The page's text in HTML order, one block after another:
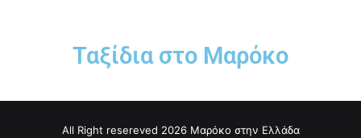
Ταξίδια στο Μαρόκο
All Right resereved 2026 Μαρόκο στην Ελλάδα